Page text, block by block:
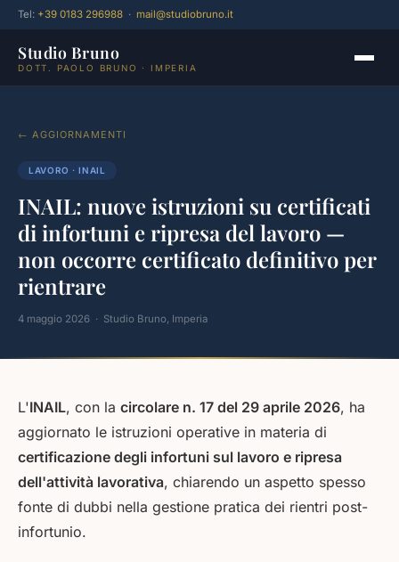
Tel: +39 0183 296988 · mail@studiobruno.it
Studio Bruno
DOTT. PAOLO BRUNO · IMPERIA
← AGGIORNAMENTI
LAVORO · INAIL
INAIL: nuove istruzioni su certificati
di infortuni e ripresa del lavoro —
non occorre certificato definitivo per
rientrare
4 maggio 2026 · Studio Bruno, Imperia
L'INAIL, con la circolare n. 17 del 29 aprile 2026, ha
aggiornato le istruzioni operative in materia di
certificazione degli infortuni sul lavoro e ripresa
dell'attività lavorativa, chiarendo un aspetto spesso
fonte di dubbi nella gestione pratica dei rientri post-
infortunio.